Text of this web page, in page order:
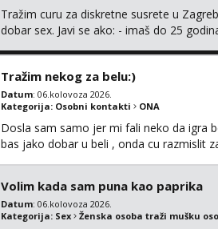
Tražim curu za diskretne susrete u
dobar sex. Javi se ako: - imaš do 25
Tražim nekog za belu:)
Datum: 06.kolovoza 2026.
Kategorija: Osobni kontakti ONA
Dosla sam samo jer mi fali neko da igra
bas jako dobar u beli , onda cu razmislit
Volim kada sam puna kao paprika
Datum: 06.kolovoza 2026.
Kategorija: Sex Ženska osoba traži mušku